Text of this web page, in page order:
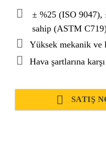
kimyasal dayanım
sağlar.
± %25 (ISO 9047),
sahip (ASTM
Yüksek mekanik ve
Hava şartlarına
SATIŞ